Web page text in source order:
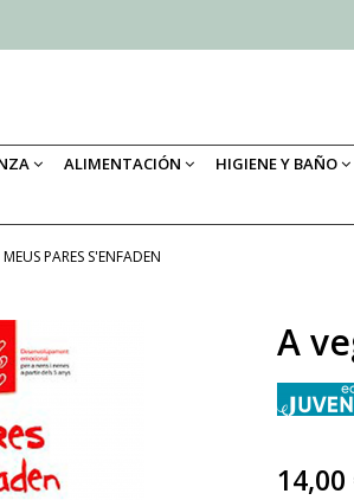
ALIMENTACIÓN HIGIENE Y BAÑO
PARES S'ENFADEN
A
14,00